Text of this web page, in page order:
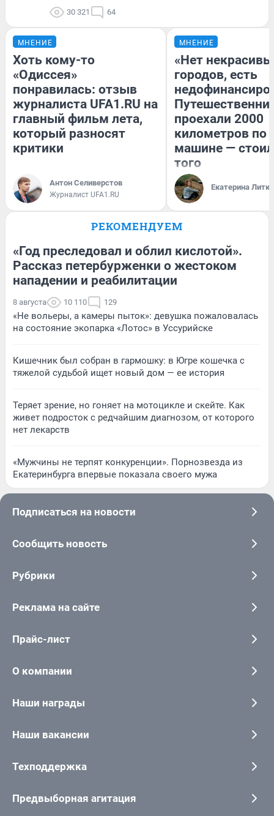
30 321 64
МНЕНИЕ
Хоть кому-то
«Одиссея»
понравилась: отзыв
журналиста UFA1.RU на
главный фильм лета,
который разносят
критики
Антон Селиверстов
Журналист UFA1.RU
МНЕНИЕ
«Нет
городов, есть
проехали 2000
километров по
машине —
того
Екатерина
РЕКОМЕНДУЕМ
«Год преследовал и облил кислотой».
Рассказ петербурженки о жестоком
нападении и реабилитации
8 августа 10 110 129
«Не вольеры, а камеры пыток»: девушка пожаловалась
на состояние экопарка «Лотос» в Уссурийске
Кишечник был собран в гармошку: в Югре кошечка с
тяжелой судьбой ищет новый дом — ее история
Теряет зрение, но гоняет на мотоцикле и скейте. Как
живет подросток с редчайшим диагнозом, от которого
нет лекарств
«Мужчины не терпят конкуренции». Порнозвезда из
Екатеринбурга впервые показала своего мужа
Подписаться на новости
Сообщить новость
Рубрики
Реклама на сайте
Прайс-лист
О компании
Наши награды
Наши вакансии
Техподдержка
Предвыборная агитация